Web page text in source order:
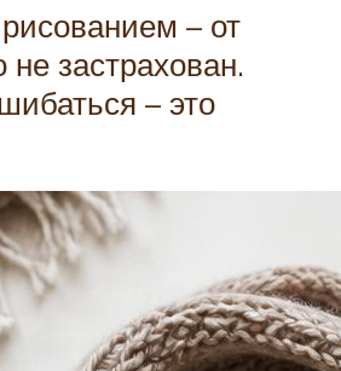
– от
застрахован.
– это